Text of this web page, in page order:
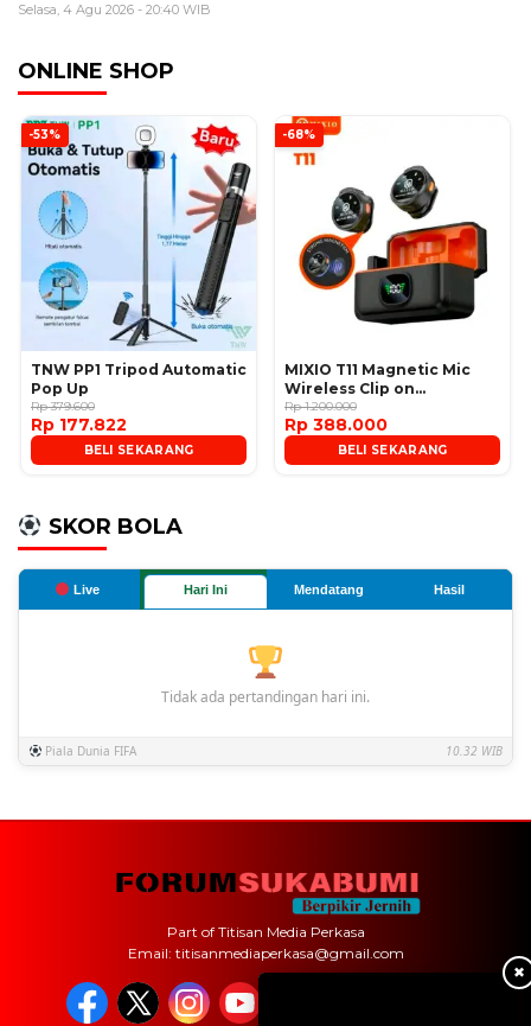
Selasa, 4 Agu 2026 - 20:40 WIB
ONLINE SHOP
-53%
TNW PP1 Tripod Automatic
Pop Up
Rp 379.600
Rp 177.822
BELI SEKARANG
-68%
MIXIO T11 Magnetic Mic
Wireless Clip on
Microphone
Rp 1.200.000
Rp 388.000
BELI SEKARANG
SKOR BOLA
Live Hari Ini Mendatang Hasil
Tidak ada pertandingan hari ini.
Piala Dunia FIFA 10.32 WIB
✖
Part of Titisan Media Perkasa
Email: titisanmediaperkasa@gmail.com